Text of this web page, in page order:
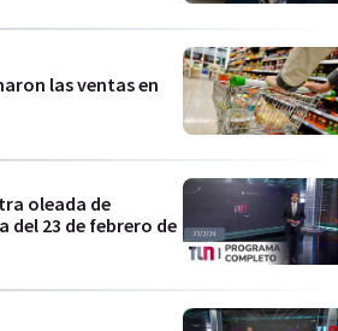
las ventas en
oleada de
del 23 de febrero de